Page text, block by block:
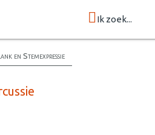
Ik zoek...
en Stemexpressie